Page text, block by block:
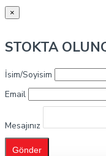
×
STOKTA
İsim/Soyisim
Email
Mesajınız
Gönder